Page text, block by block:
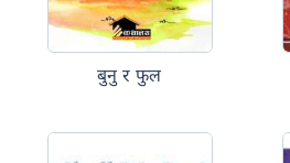
बुनु र फुल